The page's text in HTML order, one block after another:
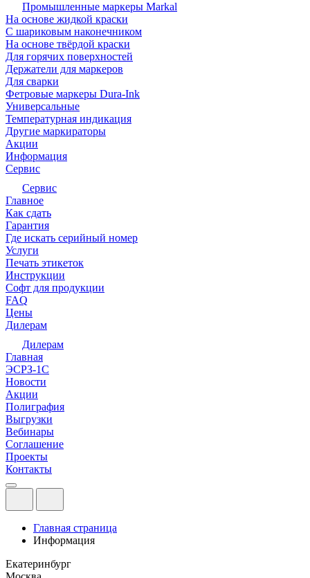
Промышленные маркеры Markal
На основе жидкой краски
С шариковым наконечником
На основе твёрдой краски
Для горячих поверхностей
Держатели для маркеров
Для сварки
Фетровые маркеры Dura-Ink
Универсальные
Температурная индикация
Другие маркираторы
Акции
Информация
Сервис
Сервис
Главное
Как сдать
Гарантия
Где искать серийный номер
Услуги
Печать этикеток
Инструкции
Софт для продукции
FAQ
Цены
Дилерам
Дилерам
Главная
ЭСРЗ-1С
Новости
Акции
Полиграфия
Выгрузки
Вебинары
Соглашение
Проекты
Контакты
Главная страница
Информация
Екатеринбург